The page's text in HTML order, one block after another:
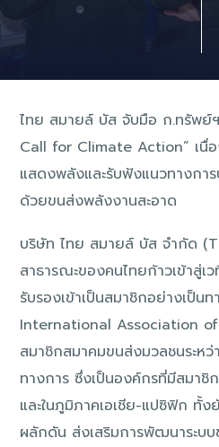
ไทย สมายล์ บัส จับมือ ก.ทรัพย์
Call for Climate Action” เนื่
แสดงพลังและรับฟังแนวทางกา
ด้วยขนส่งพลังงานสะอาด
บริษัท ไทย สมายล์ บัส จำกัด
สาธารณะของคนไทยก้าวเข้าสู่เ
รับรองเข้าเป็นสมาชิกอย่างเป็น
International Association
สมาชิกสมาคมขนส่งมวลชนระหว่
ทางการ ซึ่งเป็นองค์กรที่มีสมา
และในภูมิภาคเอเชีย-แปซิฟิก ทั้
ผลักดัน ส่งเสริมการพัฒนาระบ